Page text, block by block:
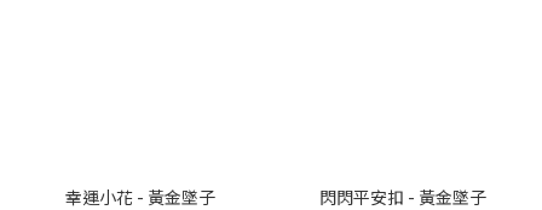
幸運小花 - 黃金墜子 閃閃平安扣 - 黃金墜子